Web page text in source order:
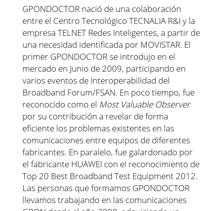
GPONDOCTOR nació de una colaboración
entre el Centro Tecnológico TECNALIA R&I y la
empresa TELNET Redes Inteligentes, a partir de
una necesidad identificada por MOVISTAR. El
primer GPONDOCTOR se introdujo en el
mercado en Junio de 2009, participando en
varios eventos de Interoperabilidad del
Broadband Forum/FSAN. En poco tiempo, fue
reconocido como el Most Valuable Observer
por su contribución a revelar de forma
eficiente los problemas existentes en las
comunicaciones entre equipos de diferentes
fabricantes. En paralelo, fue galardonado por
el fabricante HUAWEI con el reconocimiento de
Top 20 Best Broadband Test Equipment 2012.
Las personas que formamos GPONDOCTOR
llevamos trabajando en las comunicaciones